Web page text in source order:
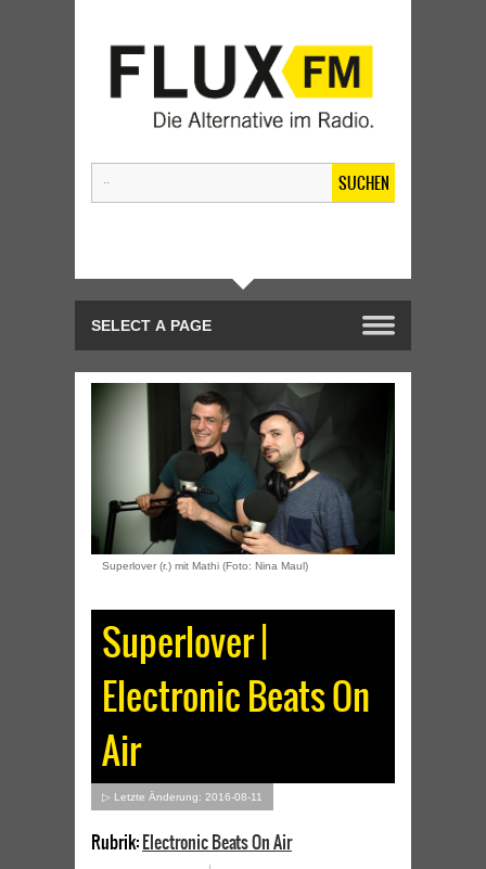
SUCHEN
Superlover (r.) mit Mathi (Foto: Nina Maul)
Superlover |
Electronic Beats On
Air
▷ Letzte Änderung: 2016-08-11
Rubrik:Electronic Beats On Air